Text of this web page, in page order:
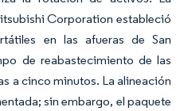
Corporation estableció
en las afueras de San
de reabastecimiento de las
a cinco minutos. La alineación
sin embargo, el paquete